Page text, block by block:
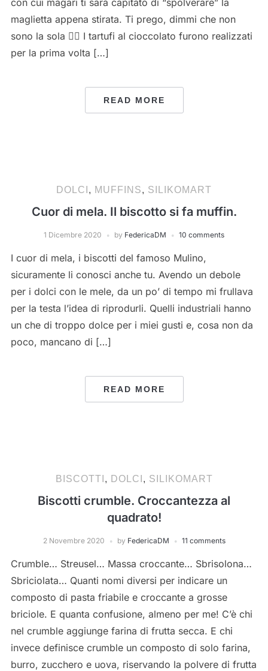
con cui magari ti sarà capitato di “spolverare” la
maglietta appena stirata. Ti prego, dimmi che non
sono la sola 🤦‍♀️ I tartufi al cioccolato furono realizzati
per la prima volta […]
READ MORE
DOLCI , MUFFINS, SILIKOMART
Cuor di mela. Il biscotto si fa muffin.
1 Dicembre 2020 by FedericaDM 10 comments
I cuor di mela, i biscotti del famoso Mulino,
sicuramente li conosci anche tu. Avendo un debole
per i dolci con le mele, da un po’ di tempo mi frullava
per la testa l’idea di riprodurli. Quelli industriali hanno
un che di troppo dolce per i miei gusti e, cosa non da
poco, mancano di […]
READ MORE
BISCOTTI , DOLCI , SILIKOMART
Biscotti crumble. Croccantezza al
quadrato!
2 Novembre 2020 by FedericaDM 11 comments
Crumble… Streusel… Massa croccante… Sbrisolona…
Sbriciolata… Quanti nomi diversi per indicare un
composto di pasta friabile e croccante a grosse
briciole. E quanta confusione, almeno per me! C’è chi
nel crumble aggiunge farina di frutta secca. E chi
invece definisce crumble un composto di solo farina,
burro, zucchero e uova, riservando la polvere di frutta